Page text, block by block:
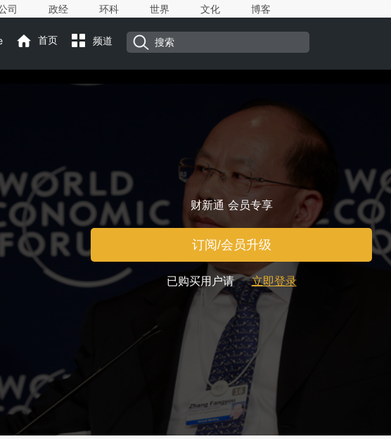
司 政经 环科 世界 文化 博客
首页 频道
财新通 会员专享
订阅/会员升级
已购买用户请 立即登录